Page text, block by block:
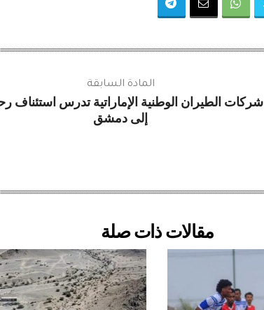
المادة السابقة
شركات الطيران الوطنية الإماراتية تدرس استئناف
إلى دمشق
مقالات ذات صلة